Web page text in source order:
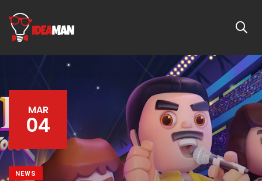
MAR
04
NEWS